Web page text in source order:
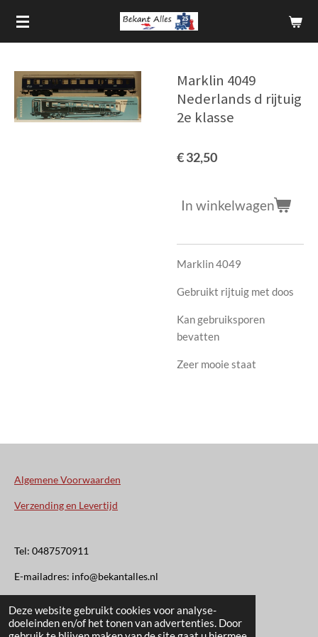
Deze website gebruikt cookies voor analyse-
doeleinden en/of het tonen van advertenties. Door
Ga
direct
hoofdinhoud
Marklin 4049
Nederlands d rijtuig
2e klasse
€ 32,50
In winkelwagen
Marklin 4049
Gebruikt rijtuig met doos
Kan gebruiksporen
bevatten
Zeer mooie staat
Algemene Voorwaarden
Verzending en Levertijd
Tel: 0487570911
E-mailadres: info@bekantalles.nl
Rooysestraat 4